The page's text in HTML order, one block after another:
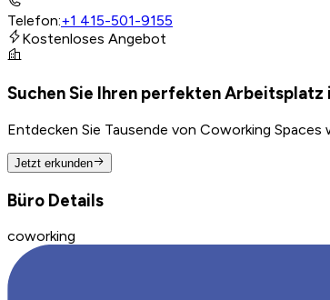
Telefon:+1 415-501-9155
Kostenloses Angebot
Suchen Sie Ihren perfekten Arbeitsplatz
Entdecken Sie Tausende von Coworking
Jetzt erkunden
Büro Details
coworking